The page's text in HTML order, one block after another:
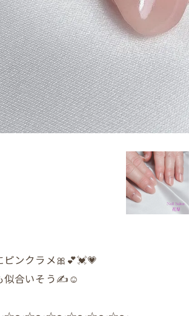
ンクラメ🎀💕💓💗
似合いそう✍️☺️